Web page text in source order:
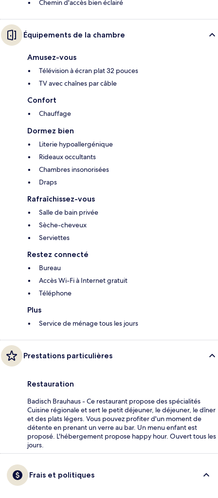
Chemin d'accès bien éclairé
Équipements de la chambre
Amusez-vous
Télévision à écran plat 32 pouces
TV avec chaînes par câble
Confort
Chauffage
Dormez bien
Literie hypoallergénique
Rideaux occultants
Chambres insonorisées
Draps
Rafraîchissez-vous
Salle de bain privée
Sèche-cheveux
Serviettes
Restez connecté
Bureau
Accès Wi-Fi à Internet gratuit
Téléphone
Plus
Service de ménage tous les jours
Prestations particulières
Restauration
Badisch Brauhaus - Ce restaurant propose des spécialités
Cuisine régionale et sert le petit déjeuner, le déjeuner, le dîner
et des plats légers. Vous pouvez profiter d'un moment de
détente en prenant un verre au bar. Un menu enfant est
proposé. L'hébergement propose happy hour. Ouvert tous les
jours.
Frais et politiques